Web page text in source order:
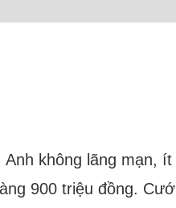
không lãng mạn, ít
900 triệu đồng.